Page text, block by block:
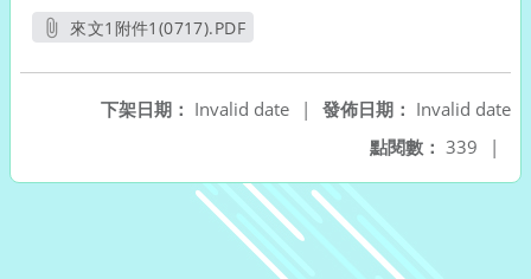
來文1附件1(0717).PDF
發佈日期： Invalid date
下架日期： Invalid date
|
點閱數： 339 |